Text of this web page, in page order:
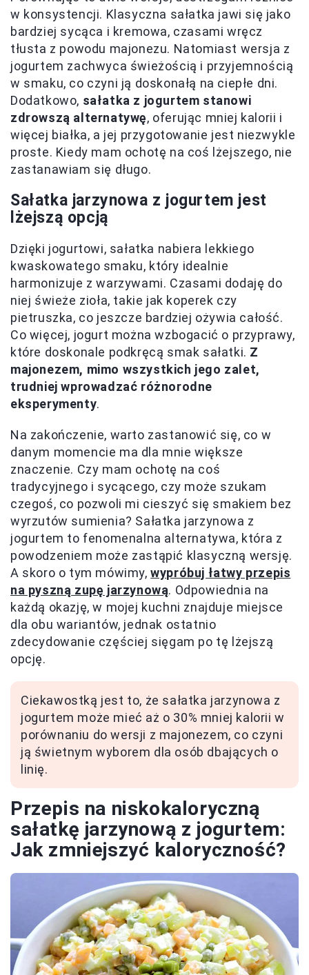
w konsystencji. Klasyczna sałatka jawi się jako
bardziej sycąca i kremowa, czasami wręcz
tłusta z powodu majonezu. Natomiast wersja z
jogurtem zachwyca świeżością i przyjemnością
w smaku, co czyni ją doskonałą na ciepłe dni.
Dodatkowo, sałatka z jogurtem stanowi
zdrowszą alternatywę, oferując mniej kalorii i
więcej białka, a jej przygotowanie jest niezwykle
proste. Kiedy mam ochotę na coś lżejszego, nie
zastanawiam się długo.
Sałatka jarzynowa z jogurtem jest
lżejszą opcją
Dzięki jogurtowi, sałatka nabiera lekkiego
kwaskowatego smaku, który idealnie
harmonizuje z warzywami. Czasami dodaję do
niej świeże zioła, takie jak koperek czy
pietruszka, co jeszcze bardziej ożywia całość.
Co więcej, jogurt można wzbogacić o przyprawy,
które doskonale podkręcą smak sałatki. Z
majonezem, mimo wszystkich jego zalet,
trudniej wprowadzać różnorodne
eksperymenty.
Na zakończenie, warto zastanowić się, co w
danym momencie ma dla mnie większe
znaczenie. Czy mam ochotę na coś
tradycyjnego i sycącego, czy może szukam
czegoś, co pozwoli mi cieszyć się smakiem bez
wyrzutów sumienia? Sałatka jarzynowa z
jogurtem to fenomenalna alternatywa, która z
powodzeniem może zastąpić klasyczną wersję.
A skoro o tym mówimy,wypróbuj łatwy przepis
na pyszną zupę jarzynową. Odpowiednia na
każdą okazję, w mojej kuchni znajduje miejsce
dla obu wariantów, jednak ostatnio
zdecydowanie częściej sięgam po tę lżejszą
opcję.
Ciekawostką jest to, że sałatka jarzynowa z
jogurtem może mieć aż o 30% mniej kalorii w
porównaniu do wersji z majonezem, co czyni
ją świetnym wyborem dla osób dbających o
linię.
Przepis na niskokaloryczną
sałatkę jarzynową z jogurtem:
Jak zmniejszyć kaloryczność?